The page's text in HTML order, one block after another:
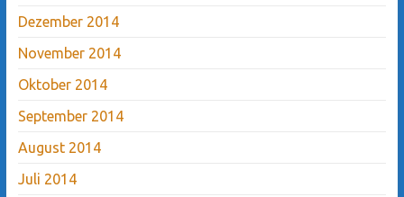
Dezember 2014
November 2014
Oktober 2014
September 2014
August 2014
Juli 2014